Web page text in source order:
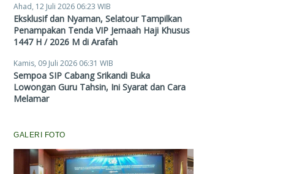
Ahad, 12 Juli 2026 06:23 WIB
Eksklusif dan Nyaman, Selatour Tampilkan
Penampakan Tenda VIP Jemaah Haji Khusus
1447 H / 2026 M di Arafah
Kamis, 09 Juli 2026 06:31 WIB
Sempoa SIP Cabang Srikandi Buka
Lowongan Guru Tahsin, Ini Syarat dan Cara
Melamar
GALERI FOTO